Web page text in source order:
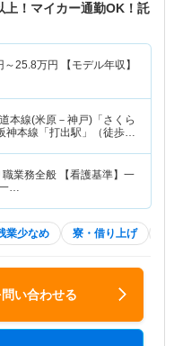
上！マイカー通勤OK！託
～25.8万円
【モデル年収】
本線(米原－神戸)「さくら
神本線「打出駅」（徒歩8
【看護基準】一
…
業少なめ 寮・借り上げ
い合わせる